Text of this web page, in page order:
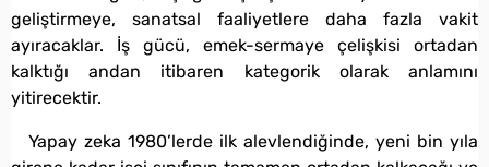
geliştirmeye, sanatsal faaliyetlere daha fazla vakit
ayıracaklar. İş gücü, emek-sermaye çelişkisi ortadan
kalktığı andan itibaren kategorik olarak anlamını
yitirecektir.
Yapay zeka 1980’lerde ilk alevlendiğinde, yeni bin yıla